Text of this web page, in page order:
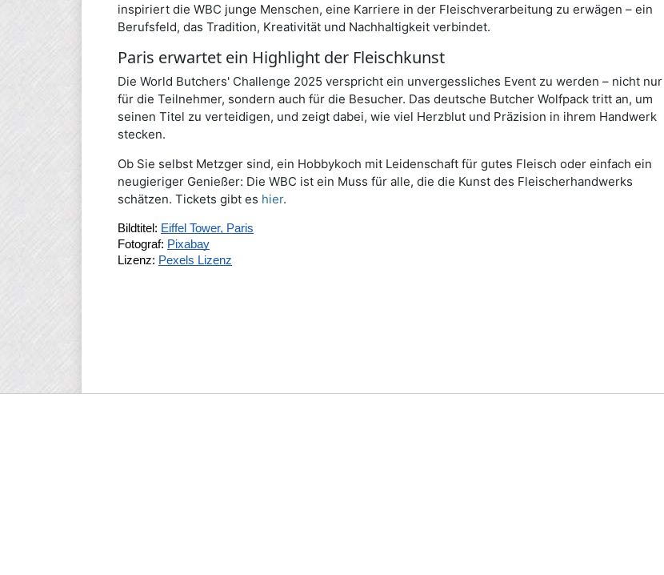
inspiriert die WBC junge Menschen, eine Karriere in der Fleischverarbeitung zu erwägen – ein
Berufsfeld, das Tradition, Kreativität und Nachhaltigkeit verbindet.
Paris erwartet ein Highlight der Fleischkunst
Die World Butchers' Challenge 2025 verspricht ein unvergessliches Event zu werden – nicht nur
für die Teilnehmer, sondern auch für die Besucher. Das deutsche Butcher Wolfpack tritt an, um
seinen Titel zu verteidigen, und zeigt dabei, wie viel Herzblut und Präzision in ihrem Handwerk
stecken.
Ob Sie selbst Metzger sind, ein Hobbykoch mit Leidenschaft für gutes Fleisch oder einfach ein
neugieriger Genießer: Die WBC ist ein Muss für alle, die die Kunst des Fleischerhandwerks
schätzen. Tickets gibt es hier.
Bildtitel: Eiffel Tower, Paris
Fotograf: Pixabay
Lizenz: Pexels Lizenz